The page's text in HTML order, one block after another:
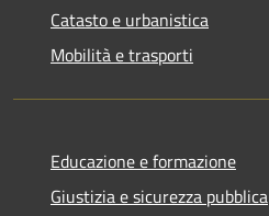
Catasto e urbanistica
Mobilità e trasporti
Educazione e formazione
Giustizia e sicurezza pubblica